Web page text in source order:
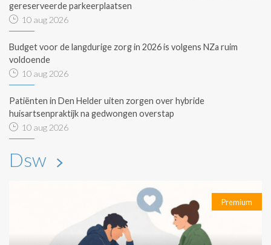
gereserveerde parkeerplaatsen
10 aug 2026
Budget voor de langdurige zorg in 2026 is volgens NZa ruim
voldoende
10 aug 2026
Patiënten in Den Helder uiten zorgen over hybride
huisartsenpraktijk na gedwongen overstap
10 aug 2026
Dsw
Premium